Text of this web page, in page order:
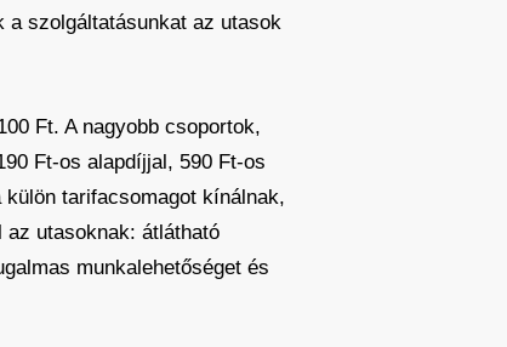
a szolgáltatásunkat az utasok
Ft. A nagyobb csoportok,
Ft-os alapdíjjal, 590 Ft-os
tarifacsomagot kínálnak,
utasoknak: átlátható
munkalehetőséget és